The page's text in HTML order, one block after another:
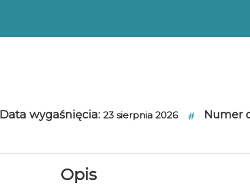
Data wygaśnięcia: 23 sierpnia 2026 Numer
Opis